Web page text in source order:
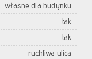
własne dla budynku
tak
tak
ruchliwa ulica